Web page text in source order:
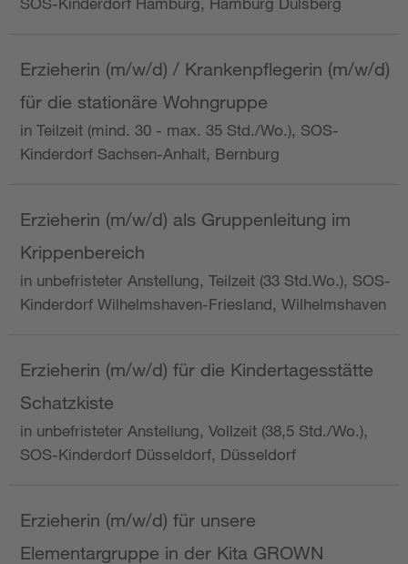
Erzieherin (m/w/d) / Krankenpflegerin (m/w/d)
für die stationäre Wohngruppe
in Teilzeit (mind. 30 - max. 35 Std./Wo.), SOS-
Kinderdorf Sachsen-Anhalt, Bernburg
Erzieherin (m/w/d) als Gruppenleitung im
Krippenbereich
in unbefristeter Anstellung, Teilzeit (33 Std.Wo.), SOS-
Kinderdorf Wilhelmshaven-Friesland, Wilhelmshaven
Erzieherin (m/w/d) für die Kindertagesstätte
Schatzkiste
in unbefristeter Anstellung, Vollzeit (38,5 Std./Wo.),
SOS-Kinderdorf Düsseldorf, Düsseldorf
Erzieherin (m/w/d) für unsere
Elementargruppe in der Kita GROWN